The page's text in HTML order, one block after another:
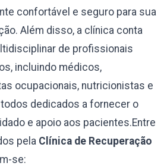
confortável e seguro para sua
Além disso, a clínica conta
de profissionais
incluindo médicos,
ocupacionais, nutricionistas e
dedicados a fornecer o
e apoio aos pacientes.Entre
pela Clínica de Recuperação
se: